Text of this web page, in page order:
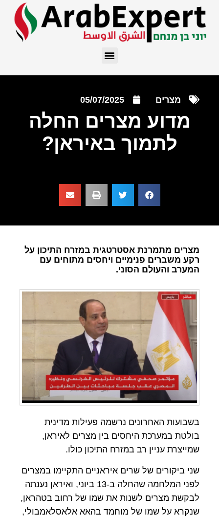
מצרים 05/07/2025
מדוע מצרים החלה
לתמוך באיראן?
מצרים מתמרנת אסטרטגית במזרח התיכון על
רקע משברים פנימיים ויחסים מתוחים עם
המערב והעולם הסוני.
בשבועות האחרונים נרשמה פעילות מדינית
בולטת במערכת היחסים בין מצרים לאיראן,
שמייצרת עניין רב במזרח התיכון כולו.
שני ביקורים של שרים איראניים התקיימו במצרים
לפני המלחמה שהחלה ב-13 ביוני, ואיראן נענתה
לבקשת מצרים לשנות את שמו של רחוב בטהראן,
שנקרא על שמו של מוחמד בהאא אלאסלאמבולי,